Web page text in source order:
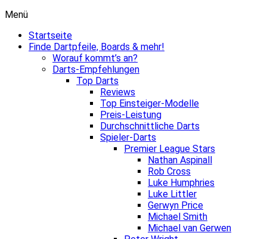
Menü
Startseite
Finde Dartpfeile, Boards & mehr!
Worauf kommt’s an?
Darts-Empfehlungen
Top Darts
Reviews
Top Einsteiger-Modelle
Preis-Leistung
Durchschnittliche Darts
Spieler-Darts
Premier League Stars
Nathan Aspinall
Rob Cross
Luke Humphries
Luke Littler
Gerwyn Price
Michael Smith
Michael van Gerwen